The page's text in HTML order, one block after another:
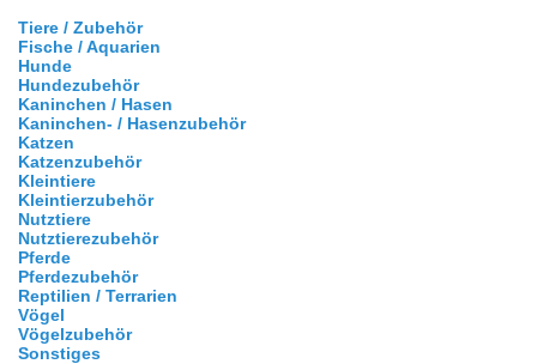
Tiere / Zubehör
Fische / Aquarien
Hunde
Hundezubehör
Kaninchen / Hasen
Kaninchen- / Hasenzubehör
Katzen
Katzenzubehör
Kleintiere
Kleintierzubehör
Nutztiere
Nutztierezubehör
Pferde
Pferdezubehör
Reptilien / Terrarien
Vögel
Vögelzubehör
Sonstiges